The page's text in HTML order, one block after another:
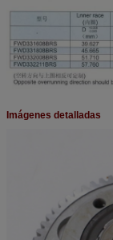
Imágenes detalladas